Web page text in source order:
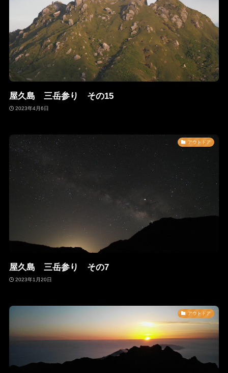
屋久島 三岳参り その15
2023年4月6日
アウトドア
屋久島 三岳参り その7
2023年1月20日
アウトドア